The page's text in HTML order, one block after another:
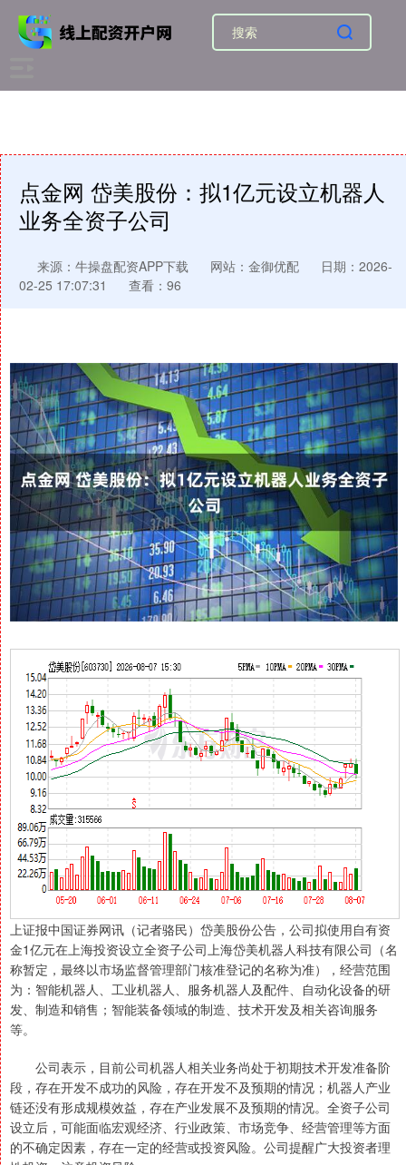
点金网 岱美股份：拟1亿元设立机器人
业务全资子公司
来源：牛操盘配资APP下载 网站：金御优配
日期：2026-
02-25 17:07:31
查看：96
上证报中国证券网讯（记者骆民）岱美股份公告，公司拟使用自有资
金1亿元在上海投资设立全资子公司上海岱美机器人科技有限公司（名
称暂定，最终以市场监督管理部门核准登记的名称为准），经营范围
为：智能机器人、工业机器人、服务机器人及配件、自动化设备的研
发、制造和销售；智能装备领域的制造、技术开发及相关咨询服务
等。
公司表示，目前公司机器人相关业务尚处于初期技术开发准备阶
段，存在开发不成功的风险，存在开发不及预期的情况；机器人产业
链还没有形成规模效益，存在产业发展不及预期的情况。全资子公司
设立后，可能面临宏观经济、行业政策、市场竞争、经营管理等方面
的不确定因素，存在一定的经营或投资风险。公司提醒广大投资者理